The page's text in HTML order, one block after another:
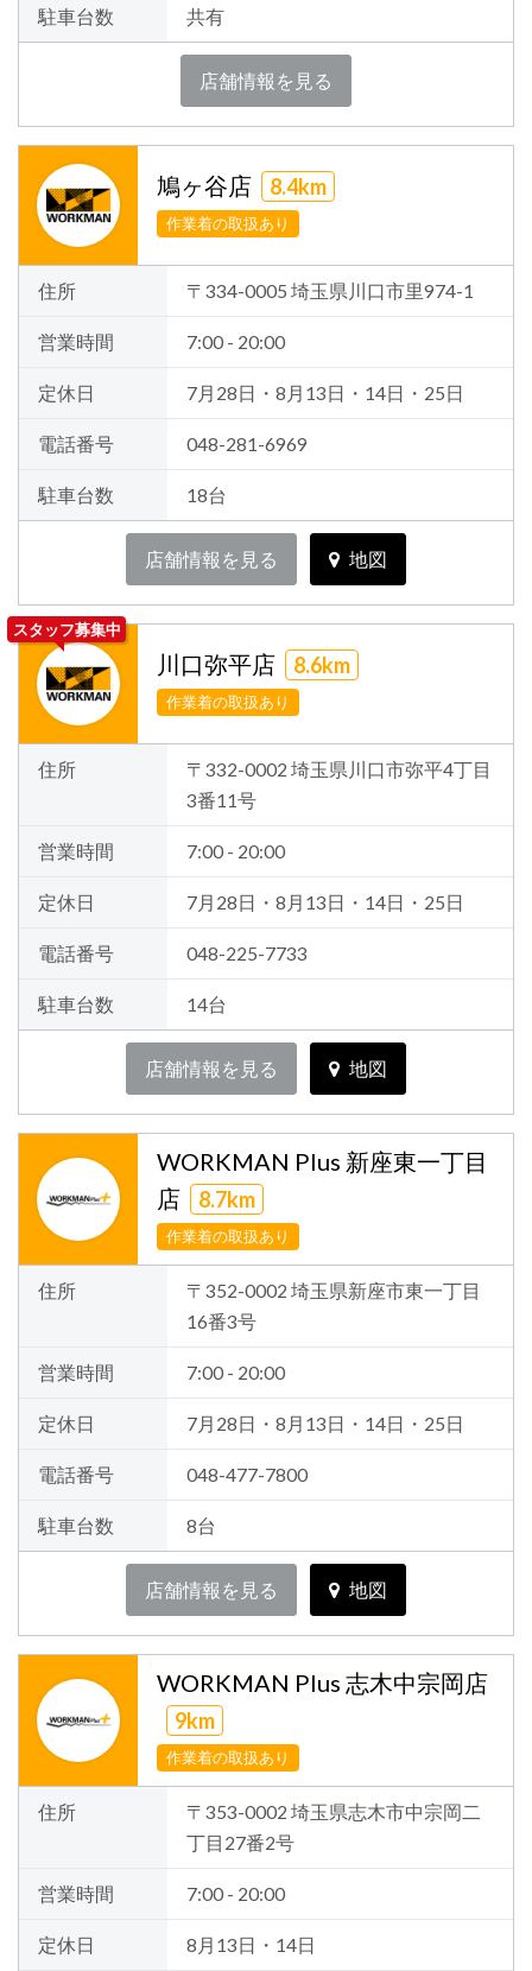
駐車台数 共有
店舗情報を見る
鳩ヶ谷店 8.4km
作業着の取扱あり
住所 〒334-0005 埼玉県川口市里974-1
営業時間 7:00 - 20:00
定休日 7月28日・8月13日・14日・25日
電話番号 048-281-6969
駐車台数 18台
店舗情報を見る 地図
スタッフ募集中
川口弥平店 8.6km
作業着の取扱あり
住所
〒332-0002 埼玉県川口市弥平4丁目
3番11号
営業時間 7:00 - 20:00
定休日 7月28日・8月13日・14日・25日
電話番号 048-225-7733
駐車台数 14台
店舗情報を見る 地図
WORKMAN Plus 新座東一丁目
店
8.7km
作業着の取扱あり
住所
〒352-0002 埼玉県新座市東一丁目
16番3号
営業時間 7:00 - 20:00
定休日 7月28日・8月13日・14日・25日
電話番号 048-477-7800
駐車台数 8台
店舗情報を見る 地図
WORKMAN Plus 志木中宗岡店
9km
作業着の取扱あり
住所
〒353-0002 埼玉県志木市中宗岡二
丁目27番2号
営業時間 7:00 - 20:00
定休日 8月13日・14日